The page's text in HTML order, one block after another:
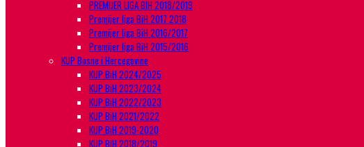
PREMIJER LIGA BIH 2018/2019
Premijer liga BiH 2017 2018
Premijer liga BiH 2016/2017
Premijer liga BiH 2015/2016
KUP Bosne i Hercegovine
KUP BiH 2024/2025
KUP BiH 2023/2024
KUP BiH 2022/2023
KUP BiH 2021/2022
KUP BiH 2019-2020
KUP BIH 2018/2019